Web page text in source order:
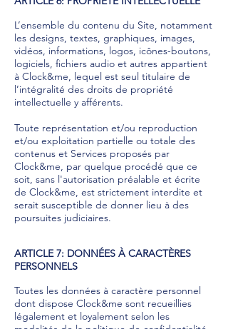
L’ensemble du contenu du Site, notamment
les designs, textes, graphiques, images,
vidéos, informations, logos, icônes-boutons,
logiciels, fichiers audio et autres appartient
à Clock&me, lequel est seul titulaire de
l’intégralité des droits de propriété
intellectuelle y afférents.
Toute représentation et/ou reproduction
et/ou exploitation partielle ou totale des
contenus et Services proposés par
Clock&me, par quelque procédé que ce
soit, sans l'autorisation préalable et écrite
de Clock&me, est strictement interdite et
serait susceptible de donner lieu à des
poursuites judiciaires.
ARTICLE 7: DONNÉES À CARACTÈRES
PERSONNELS
Toutes les données à caractère personnel
dont dispose Clock&me sont recueillies
légalement et loyalement selon les